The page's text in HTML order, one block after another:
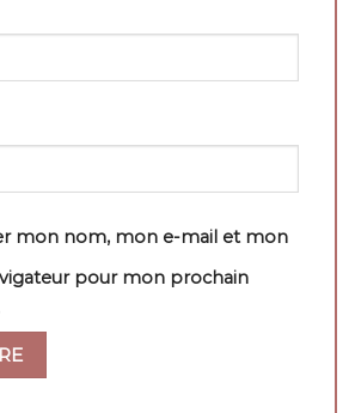
mon nom, mon e-mail et mon
pour mon prochain